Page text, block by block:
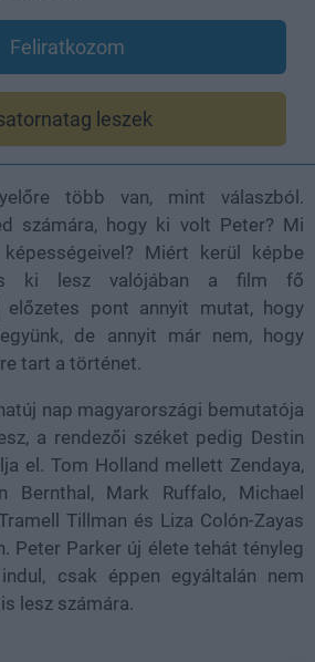
Feliratkozom
leszek
több van, mint válaszból.
számára, hogy ki volt Peter? Mi
Miért kerül képbe
ki lesz valójában a film fő
előzetes pont annyit mutat, hogy
de annyit már nem, hogy
tart a történet.
nap magyarországi bemutatója
a rendezői széket pedig Destin
el. Tom Holland mellett Zendaya,
Bernthal, Mark Ruffalo, Michael
Tillman és Liza Colón-Zayas
Peter Parker új élete tehát tényleg
csak éppen egyáltalán nem
lesz számára.